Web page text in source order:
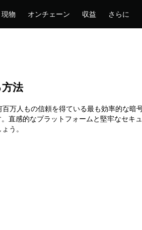
現物 オンチェーン 収益 さらに
法
万人もの信頼を得ている最も効率的な
直感的なプラットフォームと堅牢なセ
う。